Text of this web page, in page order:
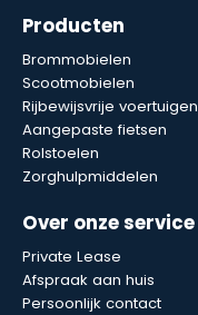
Producten
Brommobielen
Scootmobielen
Rijbewijsvrije voertuigen
Aangepaste fietsen
Rolstoelen
Zorghulpmiddelen
Over onze service
Private Lease
Afspraak aan huis
Persoonlijk contact